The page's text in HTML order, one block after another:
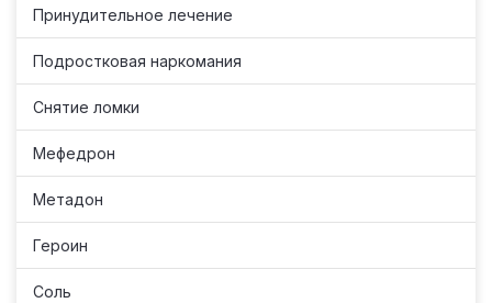
Принудительное лечение
Подростковая наркомания
Снятие ломки
Мефедрон
Метадон
Героин
Соль